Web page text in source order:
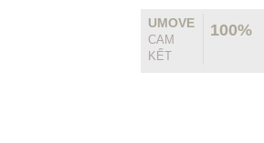
UMOVE
CAM
KẾT
100%